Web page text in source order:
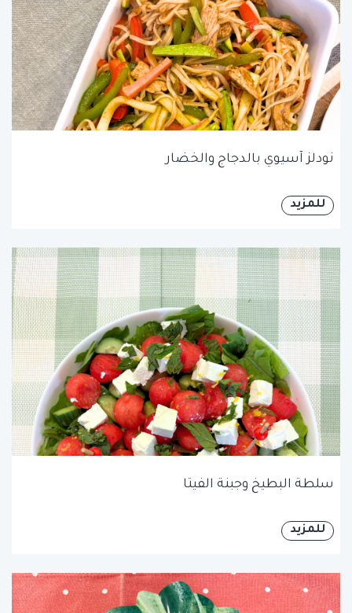
نودلز آسيوي بالدجاج والخضار
للمزيد
سلطة البطيخ وجبنة الفيتا
للمزيد